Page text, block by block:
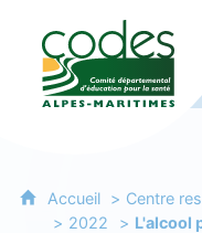
Accueil Centre
2022
L'alcool